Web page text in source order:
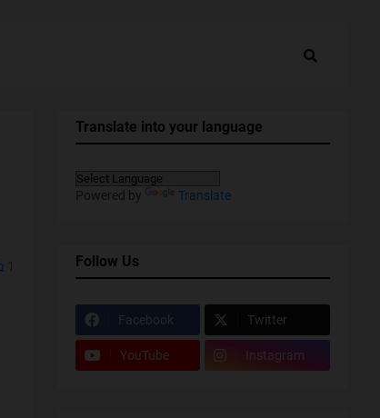
Translate into your language
Powered by Translate
Follow Us
Facebook Twitter
YouTube Instagram